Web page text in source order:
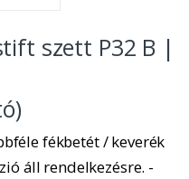
szett P32 B |
fékbetét / keverék
áll rendelkezésre. -